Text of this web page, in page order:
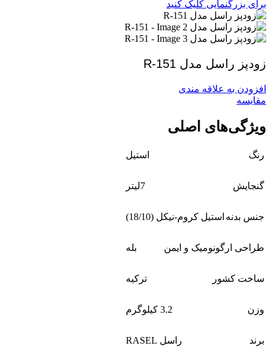
برای بزرگنمایی کلیک کنید
زودپز راسل مدل R-151
افزودن به علاقه مندی
مقايسه
ویژگی‌های اصلی
رنگ استیل
گنجایش 7لیتر
جنس بدنه استیل کروم-نیکل (18/10)
طراحی ارگونومیک و ایمن بله
ساخت کشور ترکیه
وزن 3.2 کیلوگرم
برند راسل RASEL